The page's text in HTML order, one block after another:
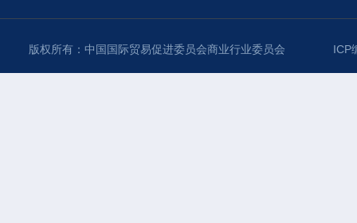
版权所有：中国国际贸易促进委员会商业行业委员会 ICP